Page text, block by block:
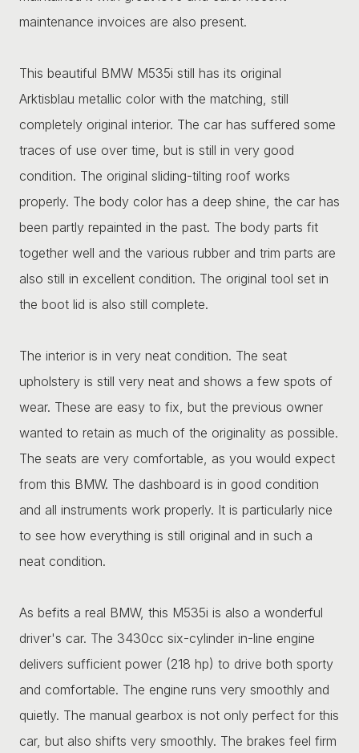
maintenance invoices are also present.
This beautiful BMW M535i still has its original
Arktisblau metallic color with the matching, still
completely original interior. The car has suffered some
traces of use over time, but is still in very good
condition. The original sliding-tilting roof works
properly. The body color has a deep shine, the car has
been partly repainted in the past. The body parts fit
together well and the various rubber and trim parts are
also still in excellent condition. The original tool set in
the boot lid is also still complete.
The interior is in very neat condition. The seat
upholstery is still very neat and shows a few spots of
wear. These are easy to fix, but the previous owner
wanted to retain as much of the originality as possible.
The seats are very comfortable, as you would expect
from this BMW. The dashboard is in good condition
and all instruments work properly. It is particularly nice
to see how everything is still original and in such a
neat condition.
As befits a real BMW, this M535i is also a wonderful
driver's car. The 3430cc six-cylinder in-line engine
delivers sufficient power (218 hp) to drive both sporty
and comfortable. The engine runs very smoothly and
quietly. The manual gearbox is not only perfect for this
car, but also shifts very smoothly. The brakes feel firm